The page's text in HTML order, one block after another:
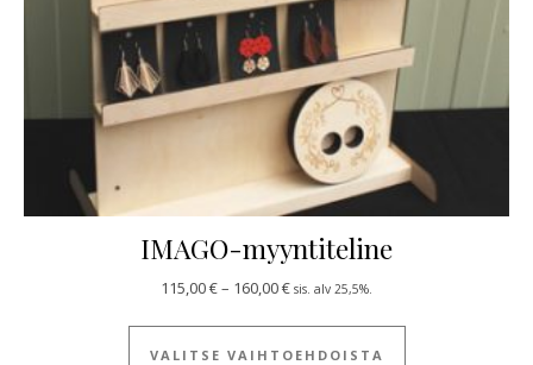
IMAGO-myyntiteline
115,00€– 160,00€Hintaluokka: 115,00 € - 160,00 €
sis. alv 25,5%.
VALITSE VAIHTOEHDOISTA
Tällä tuotteella